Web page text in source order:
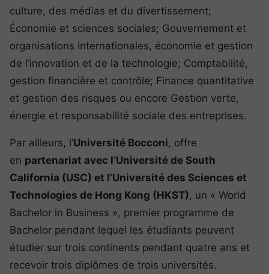
culture, des médias et du divertissement;
Économie et sciences sociales; Gouvernement et
organisations internationales, économie et gestion
de l’innovation et de la technologie; Comptabilité,
gestion financière et contrôle; Finance quantitative
et gestion des risques ou encore Gestion verte,
énergie et responsabilité sociale des entreprises.
Par ailleurs, l’Université Bocconi, offre
en partenariat avec l’Université de South
California (USC) et l’Université des Sciences et
Technologies de Hong Kong (HKST), un « World
Bachelor in Business », premier programme de
Bachelor pendant lequel les étudiants peuvent
étudier sur trois continents pendant quatre ans et
recevoir trois diplômes de trois universités.